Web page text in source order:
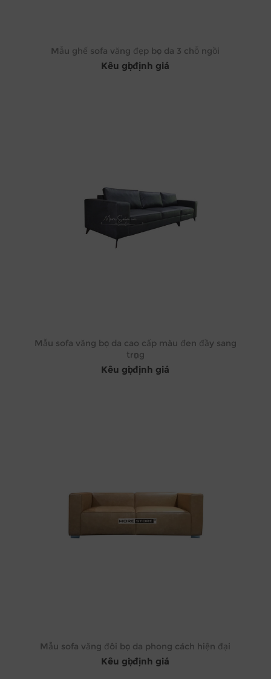
Mẫu ghế sofa văng đẹp bọc da 3 chỗ ngồi
Kêu gọi định giá
Mẫu sofa văng bọc da cao cấp màu đen đầy sang
trọng
Kêu gọi định giá
Mẫu sofa văng đôi bọc da phong cách hiện đại
Kêu gọi định giá